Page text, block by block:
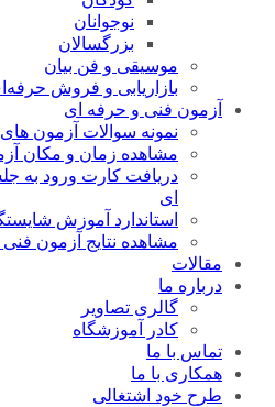
نوجوانان
بزرگسالان
موسیقی و فن بیان
بازاریابی و فروش
آزمون فنی و حرفه ای
نمونه سوالات آزمون
مشاهده زمان و مکان
دریافت کارت ورود به
ای
استاندارد آموزش
مشاهده نتایج آزمون
مقالات
درباره ما
گالری تصاویر
کادر آموزشگاه
تماس با ما
همکاری با ما
طرح خود اشتغالی